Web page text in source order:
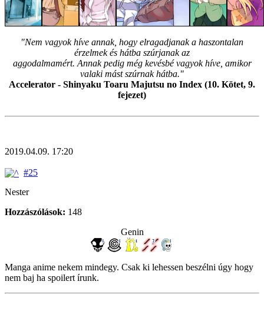
"Nem vagyok híve annak, hogy elragadjanak a haszontalan
érzelmek és hátba szúrjanak az
aggodalmamért. Annak pedig még kevésbé vagyok híve, amikor
valaki mást szúrnak hátba."
Accelerator - Shinyaku Toaru Majutsu no Index (10. Kötet, 9.
fejezet)
2019.04.09. 17:20
#25
Nester
Hozzászólások: 148
Genin
Manga anime nekem mindegy. Csak ki lehessen beszélni úgy hogy
nem baj ha spoilert írunk.